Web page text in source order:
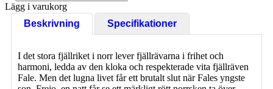
Lägg i varukorg
Beskrivning
Specifikationer
I det stora fjällriket i norr lever fjällrävarna i frihet och
harmoni, ledda av den kloka och respekterade vita fjällräven
Fale. Men det lugna livet får ett brutalt slut när Fales yngste